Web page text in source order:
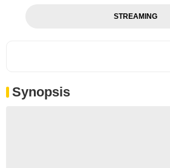
STREAMING
Synopsis